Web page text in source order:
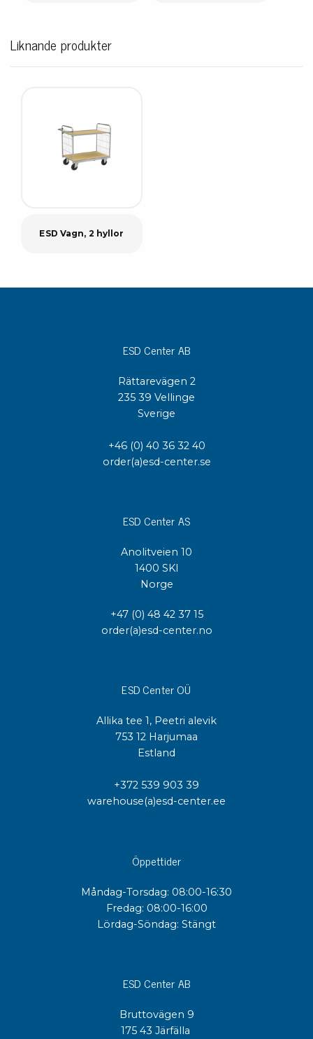
Liknande produkter
ESD Vagn, 2 hyllor
ESD Center AB
Rättarevägen 2
235 39 Vellinge
Sverige
+46 (0) 40 36 32 40
order(a)esd-center.se
ESD Center AS
Anolitveien 10
1400 SKI
Norge
+47 (0) 48 42 37 15
order(a)esd-center.no
ESD Center OÜ
Allika tee 1, Peetri alevik
753 12 Harjumaa
Estland
+372 539 903 39
warehouse(a)esd-center.ee
Öppettider
Måndag-Torsdag: 08:00-16:30
Fredag: 08:00-16:00
Lördag-Söndag: Stängt
ESD Center AB
Bruttovägen 9
175 43 Järfälla